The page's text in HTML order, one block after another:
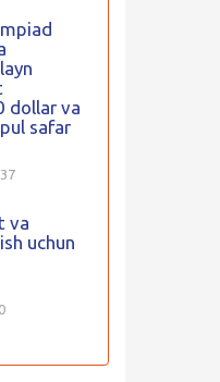
dollar va
safar
va
uchun